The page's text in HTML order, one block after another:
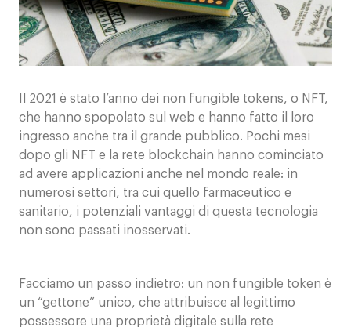
Il 2021 è stato l’anno dei non fungible tokens, o NFT,
che hanno spopolato sul web e hanno fatto il loro
ingresso anche tra il grande pubblico. Pochi mesi
dopo gli NFT e la rete blockchain hanno cominciato
ad avere applicazioni anche nel mondo reale: in
numerosi settori, tra cui quello farmaceutico e
sanitario, i potenziali vantaggi di questa tecnologia
non sono passati inosservati.
Facciamo un passo indietro: un non fungible token è
un “gettone” unico, che attribuisce al legittimo
possessore una proprietà digitale sulla rete